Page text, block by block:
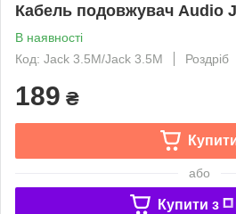
Кабель подовжувач Audio
В наявності
Код: Jack 3.5M/Jack 3.5М
Роздріб
189 ₴
або
Купити з